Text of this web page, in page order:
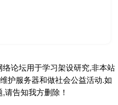
论坛用于学习架设研究,非本站
护服务器和做社会公益活动.如
请告知我方删除！